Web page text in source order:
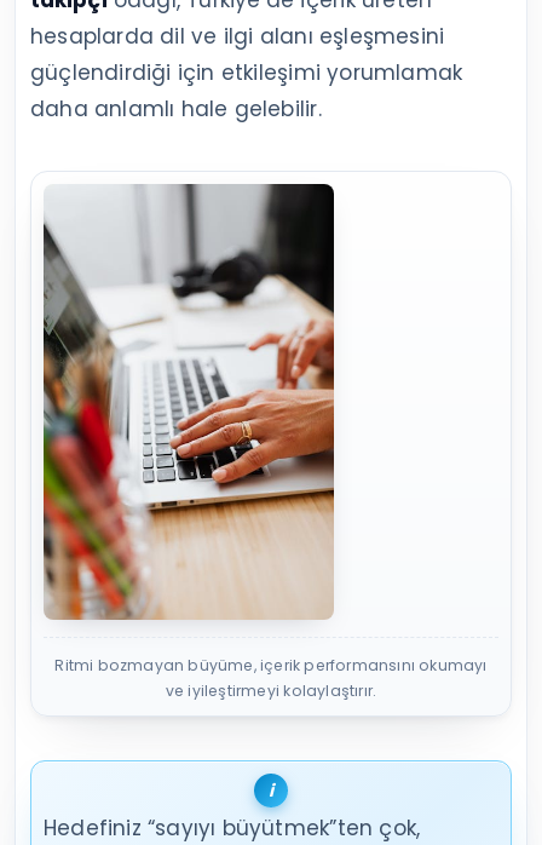
hesaplarda dil ve ilgi alanı eşleşmesini
güçlendirdiği için etkileşimi yorumlamak
daha anlamlı hale gelebilir.
Ritmi bozmayan büyüme, içerik performansını okumayı
ve iyileştirmeyi kolaylaştırır.
Hedefiniz “sayıyı büyütmek”ten çok,